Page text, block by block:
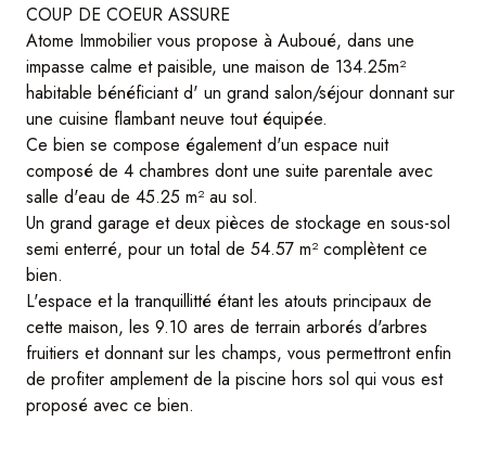
COUP DE COEUR ASSURE
Atome Immobilier vous propose à Auboué, dans une
impasse calme et paisible, une maison de 134.25m²
habitable bénéficiant d' un grand salon/séjour donnant sur
une cuisine flambant neuve tout équipée.
Ce bien se compose également d'un espace nuit
composé de 4 chambres dont une suite parentale avec
salle d'eau de 45.25 m² au sol.
Un grand garage et deux pièces de stockage en sous-sol
semi enterré, pour un total de 54.57 m² complètent ce
bien.
L'espace et la tranquillitté étant les atouts principaux de
cette maison, les 9.10 ares de terrain arborés d'arbres
fruitiers et donnant sur les champs, vous permettront enfin
de profiter amplement de la piscine hors sol qui vous est
proposé avec ce bien.